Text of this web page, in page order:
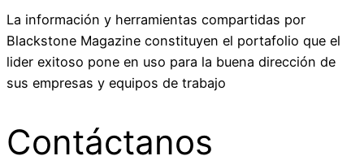
La información y herramientas compartidas por
Blackstone Magazine constituyen el portafolio que el
lider exitoso pone en uso para la buena dirección de
sus empresas y equipos de trabajo
Contáctanos